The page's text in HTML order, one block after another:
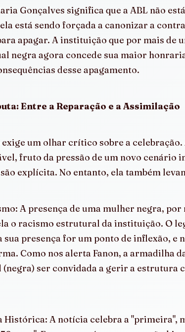
Gonçalves significa que a ABL não
está sendo forçada a canonizar a
apagar. A instituição que por mais de
negra agora concede sua maior
desse apagamento.
Entre a Reparação e a Assimilação
um olhar crítico sobre a celebração.
fruto da pressão de um novo cenário
explícita. No entanto, ela também
A presença de uma mulher negra,
o racismo estrutural da instituição. O
presença for um ponto de inflexão, e
Como nos alerta Fanon, a armadilha
ser convidada a gerir a estrutura
Histórica: A notícia celebra a "primeira",